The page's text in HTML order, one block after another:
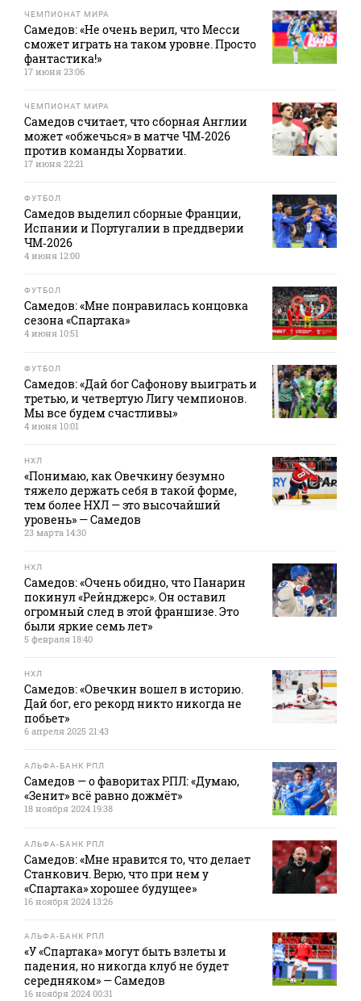
ЧЕМПИОНАТ МИРА
Самедов: «Не очень верил, что Месси
сможет играть на таком уровне. Просто
фантастика!»
17 июня 23:06
ЧЕМПИОНАТ МИРА
Самедов считает, что сборная Англии
может «обжечься» в матче ЧМ‑2026
против команды Хорватии.
17 июня 22:21
ФУТБОЛ
Самедов выделил сборные Франции,
Испании и Португалии в преддверии
ЧМ‑2026
4 июня 12:00
ФУТБОЛ
Самедов: «Мне понравилась концовка
сезона «Спартака»
4 июня 10:51
ФУТБОЛ
Самедов: «Дай бог Сафонову выиграть и
третью, и четвертую Лигу чемпионов.
Мы все будем счастливы»
4 июня 10:01
НХЛ
«Понимаю, как Овечкину безумно
тяжело держать себя в такой форме,
тем более НХЛ — это высочайший
уровень» — Самедов
23 марта 14:30
НХЛ
Самедов: «Очень обидно, что Панарин
покинул «Рейнджерс». Он оставил
огромный след в этой франшизе. Это
были яркие семь лет»
5 февраля 18:40
НХЛ
Самедов: «Овечкин вошел в историю.
Дай бог, его рекорд никто никогда не
побьет»
6 апреля 2025 21:43
АЛЬФА-БАНК РПЛ
Самедов — о фаворитах РПЛ: «Думаю,
«Зенит» всё равно дожмёт»
18 ноября 2024 19:38
АЛЬФА-БАНК РПЛ
Самедов: «Мне нравится то, что делает
Станкович. Верю, что при нем у
«Спартака» хорошее будущее»
16 ноября 2024 13:26
АЛЬФА-БАНК РПЛ
«У «Спартака» могут быть взлеты и
падения, но никогда клуб не будет
середняком» — Самедов
16 ноября 2024 00:31